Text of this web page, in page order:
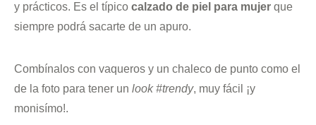
y prácticos. Es el típico calzado de piel para mujer que
siempre podrá sacarte de un apuro.
Combínalos con vaqueros y un chaleco de punto como el
de la foto para tener un look #trendy, muy fácil ¡y
monisímo!.